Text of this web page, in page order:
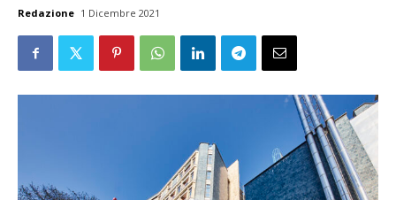
Redazione 1 Dicembre 2021